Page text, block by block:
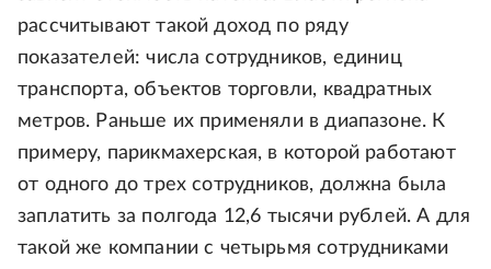
рассчитывают такой доход по ряду
показателей: числа сотрудников, единиц
транспорта, объектов торговли, квадратных
метров. Раньше их применяли в диапазоне. К
примеру, парикмахерская, в которой работают
от одного до трех сотрудников, должна была
заплатить за полгода 12,6 тысячи рублей. А для
такой же компании с четырьмя сотрудниками